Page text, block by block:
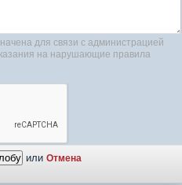
для связи с администрацией
на нарушающие правила
или Отмена